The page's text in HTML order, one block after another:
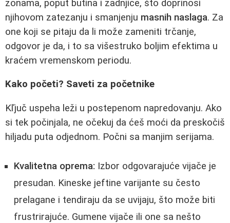
zonama, poput butina i zadnjice, što doprinosi
njihovom zatezanju i smanjenju masnih naslaga. Za
one koji se pitaju da li može zameniti trčanje,
odgovor je da, i to sa višestruko boljim efektima u
kraćem vremenskom periodu.
Kako početi? Saveti za početnike
Kľjuč uspeha leži u postepenom napredovanju. Ako
si tek počinjala, ne očekuj da ćeš moći da preskočiš
hiljadu puta odjednom. Počni sa manjim serijama.
Kvalitetna oprema: Izbor odgovarajuće vijače je
presudan. Kineske jeftine varijante su često
prelagane i tendiraju da se uvijaju, što može biti
frustrirajuće. Gumene vijače ili one sa nešto